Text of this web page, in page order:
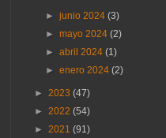
►junio 2024(3)
►mayo 2024(2)
►abril 2024(1)
►enero 2024(2)
► 2023 (47)
► 2022 (54)
► 2021 (91)